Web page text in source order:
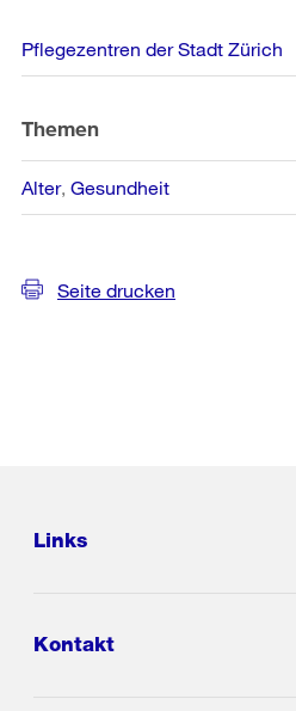
Weitere
Informationen
Pflegezentren der Stadt Zürich
Themen
Alter Gesundheit
Seite drucken
Links
Kontakt